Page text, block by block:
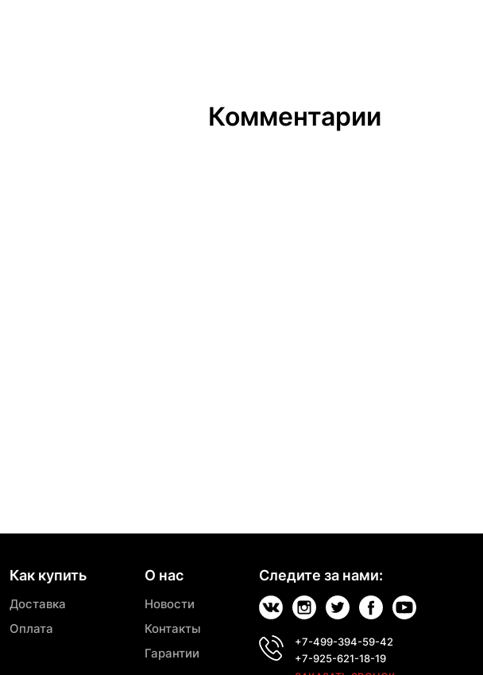
Комментарии
Как купить
Доставка
Оплата
О нас
Новости
Контакты
Гарантии
Следите за нами:
+7-499-394-59-42
+7-925-621-18-19